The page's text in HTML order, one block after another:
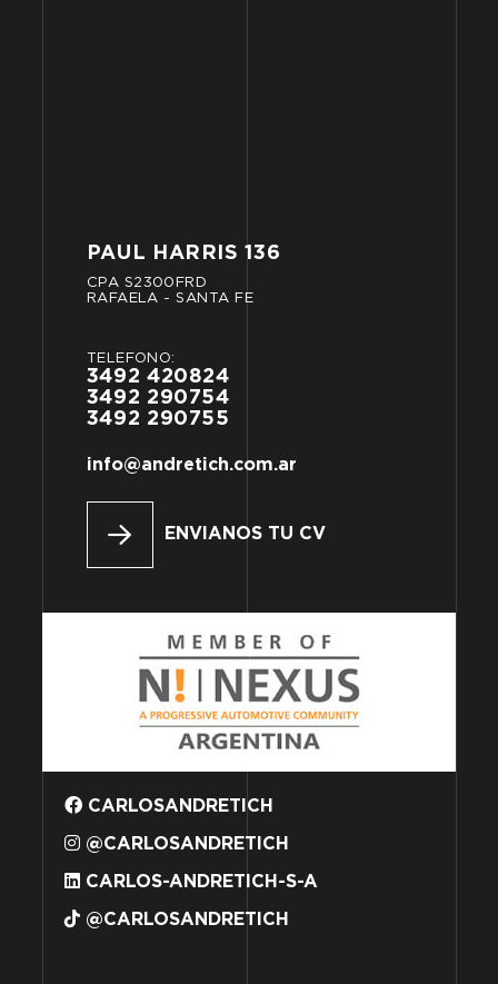
PAUL HARRIS 136
CPA S2300FRD
RAFAELA
- SANTA FE
TELÉFONO:
3492 420824
3492 290754
3492 290755
info@andretich.com.ar
ENVIANOS TU CV
CARLOSANDRETICH
@CARLOSANDRETICH
CARLOS-ANDRETICH-S-A
@CARLOSANDRETICH